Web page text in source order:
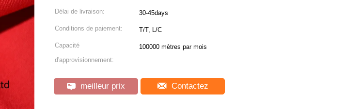
Délai de livraison: 30-45days
Conditions de paiement: T/T, L/C
Capacité
d'approvisionnement:
100000 mètres par mois
meilleur prix Contactez